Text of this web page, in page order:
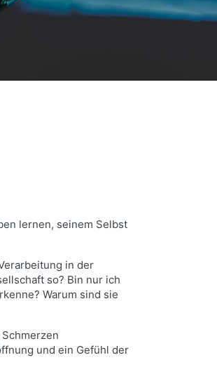
lernen, seinem Selbst
in der
so? Bin nur ich
Warum sind sie
und ein Gefühl der